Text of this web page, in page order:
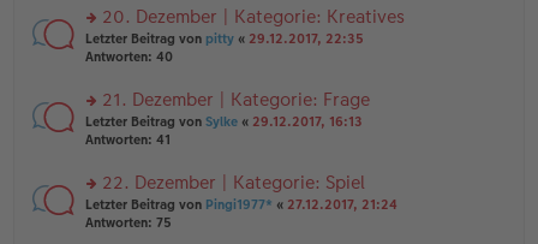
rs
te
n
g
el
e
n
er
20. Dezember | Kategorie: Kreatives
Letzter Beitrag von pitty « 29.12.2017, 22:35
Antworten: 40
rs
te
n
g
el
21. Dezember | Kategorie: Frage
Letzter Beitrag von Sylke « 29.12.2017, 16:13
Antworten: 41
rs
te
22. Dezember | Kategorie: Spiel
Letzter Beitrag von Pingi1977* « 27.12.2017, 21:24
Antworten: 75